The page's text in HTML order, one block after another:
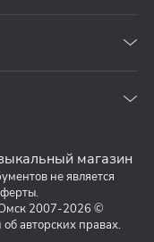
не является
2007-2026 ©
авторских правах.